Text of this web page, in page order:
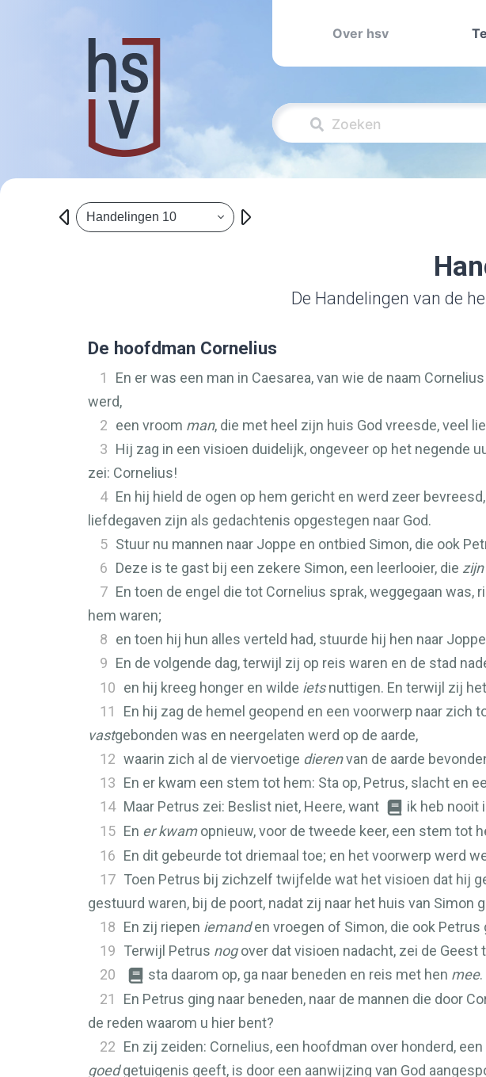
Over hsv
Handelingen 10
De Handelingen van de
De hoofdman Cornelius
1
En er was een man in Caesarea, van wie de naam
werd,
2 een vroom man, die met heel zijn huis God vreesde, veel
3 Hij zag in een visioen duidelijk, ongeveer op het negende
zei: Cornelius!
4 En hij hield de ogen op hem gericht en werd zeer
liefdegaven zijn als gedachtenis opgestegen naar God.
5 Stuur nu mannen naar Joppe en ontbied Simon, die ook
6 Deze is te gast bij een zekere Simon, een leerlooier, die zijn
7 En toen de engel die tot Cornelius sprak, weggegaan
hem waren;
8 en toen hij hun alles verteld had, stuurde hij hen naar
9 En de volgende dag, terwijl zij op reis waren en de stad
10 en hij kreeg honger en wilde ietsnuttigen. En terwijl zij het
11
En hij zag de hemel geopend en een voorwerp naar zich
vastgebonden was en neergelaten werd op de aarde,
12 waarin zich al de viervoetige dierenvan de aarde
13 En er kwam een stem tot hem: Sta op, Petrus, slacht en
14 Maar Petrus zei: Beslist niet, Heere, want
ik heb nooit
15 En er kwamopnieuw, voor de tweede keer, een stem tot
16 En dit gebeurde tot driemaal toe; en het voorwerp werd
17 Toen Petrus bij zichzelf twijfelde wat het visioen dat hij
gestuurd waren, bij de poort, nadat zij naar het huis van Simon
18 En zij riepen iemanden vroegen of Simon, die ook
19 Terwijl Petrus nogover dat visioen nadacht, zei de Geest
20
sta daarom op, ga naar beneden en reis met hen mee
21
En Petrus ging naar beneden, naar de mannen die door
de reden waarom u hier bent?
22 En zij zeiden: Cornelius, een hoofdman over honderd,
goedgetuigenis geeft, is door een aanwijzing van God